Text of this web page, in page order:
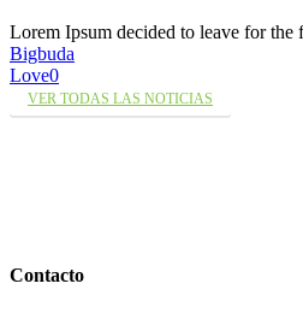
Lorem Ipsum decided to leave for
Bigbuda
Love0
VER TODAS LAS NOTICIAS
Contacto